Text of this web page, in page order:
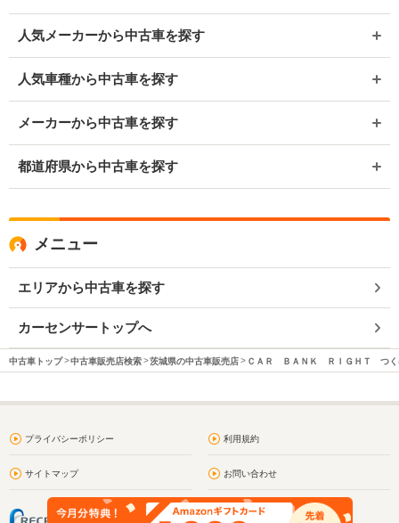
人気メーカーから中古車を探す
人気車種から中古車を探す
メーカーから中古車を探す
都道府県から中古車を探す
メニュー
エリアから中古車を探す
カーセンサートップへ
中古車トップ 中古車販売店検索 茨城県の中古車販売店 ＣＡＲ ＢＡＮＫ ＲＩＧＨＴ つく
プライバシーポリシー 利用規約
サイトマップ お問い合わせ